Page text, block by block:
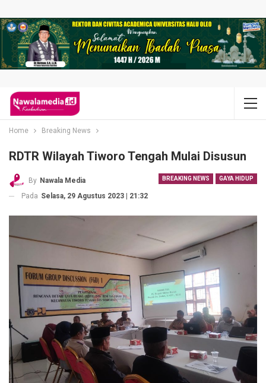
Home Breaking News
RDTR Wilayah Tiworo Tengah Mulai Disusun
BREAKING NEWS GAYA HIDUP
By Nawala Media
Pada Selasa, 29 Agustus 2023 | 21:32